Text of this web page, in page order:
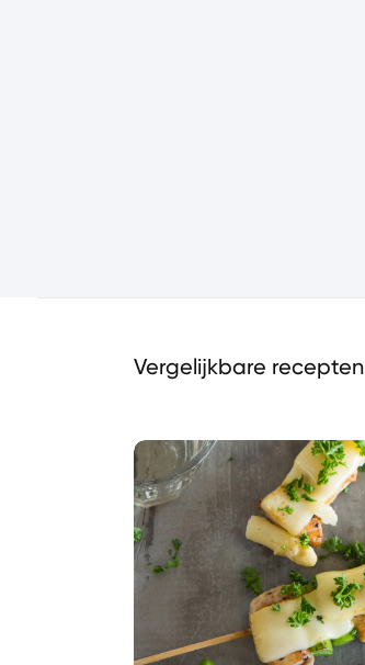
Vergelijkbare recepten